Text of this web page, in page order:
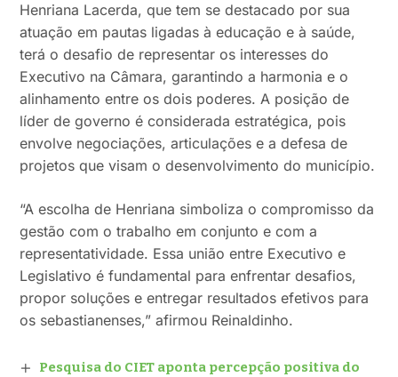
Henriana Lacerda, que tem se destacado por sua
atuação em pautas ligadas à educação e à saúde,
terá o desafio de representar os interesses do
Executivo na Câmara, garantindo a harmonia e o
alinhamento entre os dois poderes. A posição de
líder de governo é considerada estratégica, pois
envolve negociações, articulações e a defesa de
projetos que visam o desenvolvimento do município.
“A escolha de Henriana simboliza o compromisso da
gestão com o trabalho em conjunto e com a
representatividade. Essa união entre Executivo e
Legislativo é fundamental para enfrentar desafios,
propor soluções e entregar resultados efetivos para
os sebastianenses,” afirmou Reinaldinho.
Pesquisa do CIET aponta percepção positiva do